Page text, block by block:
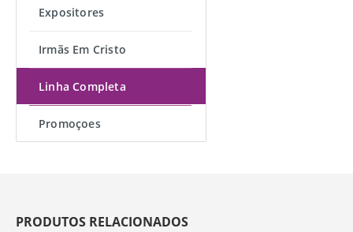
Expositores
Irmãs Em Cristo
Linha Completa
Promoçoes
PRODUTOS RELACIONADOS